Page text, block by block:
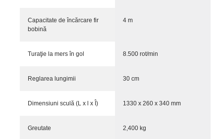
Capacitate de încărcare fir
bobină
4 m
Turaţie la mers în gol 8.500 rot/min
Reglarea lungimii 30 cm
Dimensiuni sculă (L x l x Î) 1330 x 260 x 340 mm
Greutate 2,400 kg